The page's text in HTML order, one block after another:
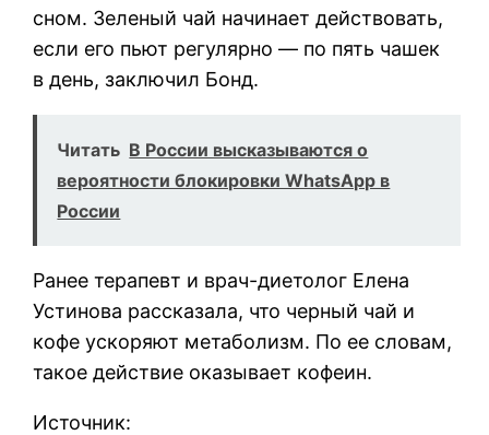
сном. Зеленый чай начинает действовать,
если его пьют регулярно — по пять чашек
в день, заключил Бонд.
Читать В России высказываются о
вероятности блокировки WhatsApp в
России
Ранее терапевт и врач-диетолог Елена
Устинова рассказала, что черный чай и
кофе ускоряют метаболизм. По ее словам,
такое действие оказывает кофеин.
Источник: